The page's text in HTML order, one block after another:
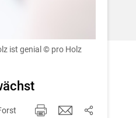
einsehen und
ist genial © pro Holz